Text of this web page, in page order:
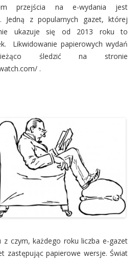
przejścia na e-wydania jest
Jedną z popularnych gazet, której
ukazuje się od 2013 roku to
Likwidowanie papierowych wydań
śledzić na stronie
.
z czym, każdego roku liczba e-gazet
zastępując papierowe wersje. Świat